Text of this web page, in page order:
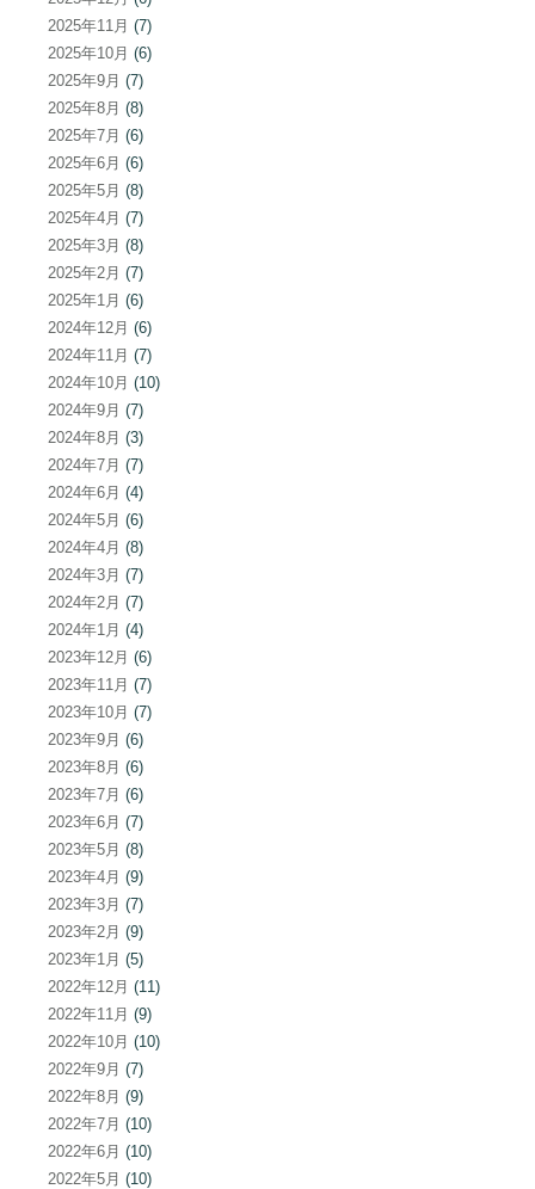
2025年11月 (7)
2025年10月 (6)
2025年9月 (7)
2025年8月 (8)
2025年7月 (6)
2025年6月 (6)
2025年5月 (8)
2025年4月 (7)
2025年3月 (8)
2025年2月 (7)
2025年1月 (6)
2024年12月 (6)
2024年11月 (7)
2024年10月 (10)
2024年9月 (7)
2024年8月 (3)
2024年7月 (7)
2024年6月 (4)
2024年5月 (6)
2024年4月 (8)
2024年3月 (7)
2024年2月 (7)
2024年1月 (4)
2023年12月 (6)
2023年11月 (7)
2023年10月 (7)
2023年9月 (6)
2023年8月 (6)
2023年7月 (6)
2023年6月 (7)
2023年5月 (8)
2023年4月 (9)
2023年3月 (7)
2023年2月 (9)
2023年1月 (5)
2022年12月 (11)
2022年11月 (9)
2022年10月 (10)
2022年9月 (7)
2022年8月 (9)
2022年7月 (10)
2022年6月 (10)
2022年5月 (10)